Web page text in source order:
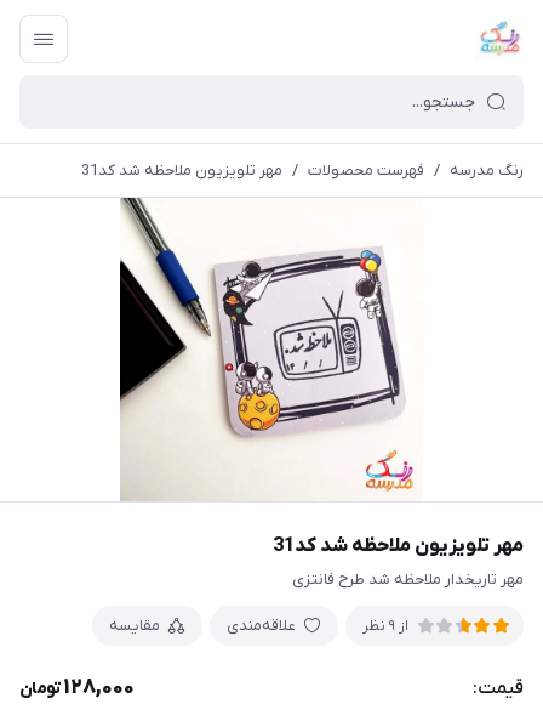
رنگ مدرسه / فهرست محصولات / مهر تلویزیون ملاحظه شد کد31
مهر تلویزیون ملاحظه شد کد31
مهر تاریخدار ملاحظه شد طرح فانتزی
از 9 نظر علاقه‌مندی مقایسه
قیمت: 128,000تومان